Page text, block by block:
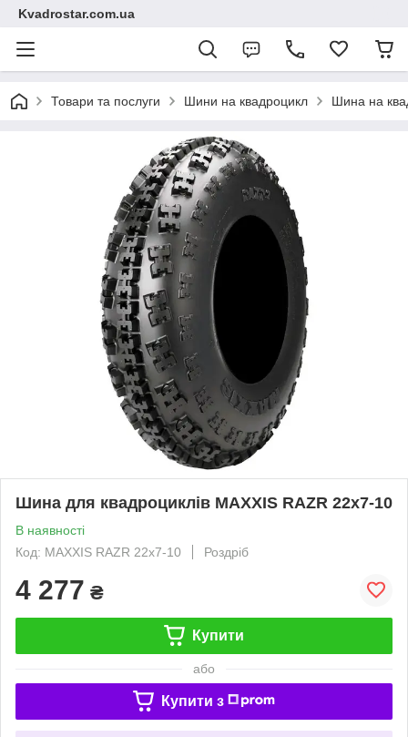
Kvadrostar.com.ua
Товари та послуги Шини на квадроцикл Шина на
Шина для квадроциклів MAXXIS RAZR 22x7-10
В наявності
Код: MAXXIS RAZR 22x7-10
Роздріб
4 277 ₴
Купити
або
Купити з